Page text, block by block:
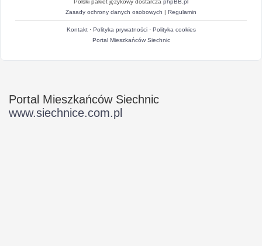
Polski pakiet językowy dostarcza phpBB.pl
Zasady ochrony danych osobowych | Regulamin
Kontakt· Polityka prywatności· Polityka cookies
Portal Mieszkańców Siechnic
Portal Mieszkańców Siechnic
www.siechnice.com.pl